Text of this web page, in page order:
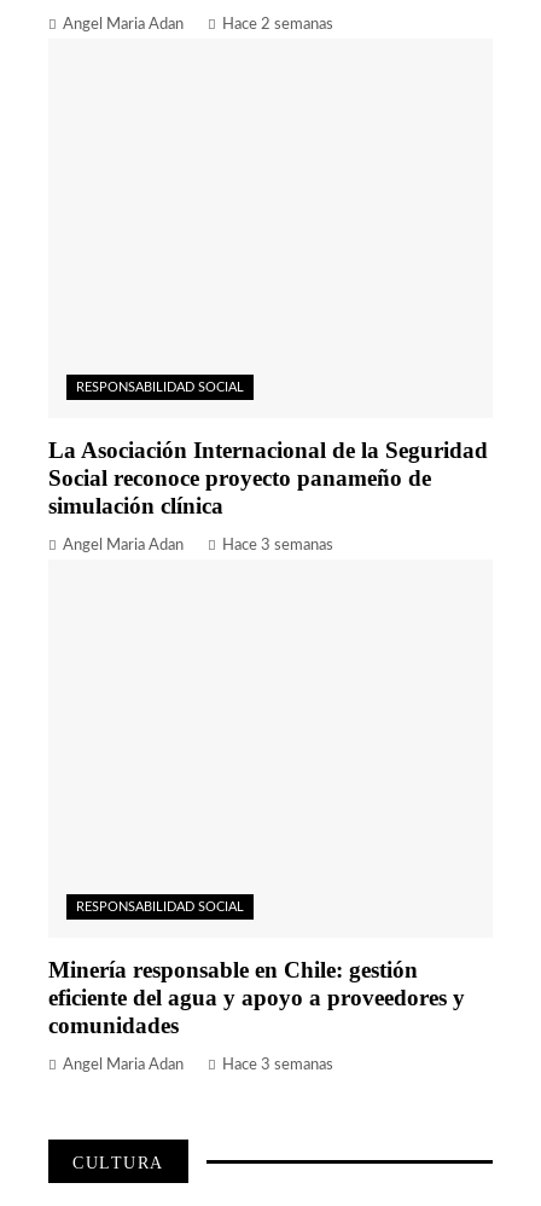
Angel Maria Adan Hace 2 semanas
RESPONSABILIDAD SOCIAL
La Asociación Internacional de la Seguridad
Social reconoce proyecto panameño de
simulación clínica
Angel Maria Adan Hace 3 semanas
RESPONSABILIDAD SOCIAL
Minería responsable en Chile: gestión
eficiente del agua y apoyo a proveedores y
comunidades
Angel Maria Adan Hace 3 semanas
CULTURA